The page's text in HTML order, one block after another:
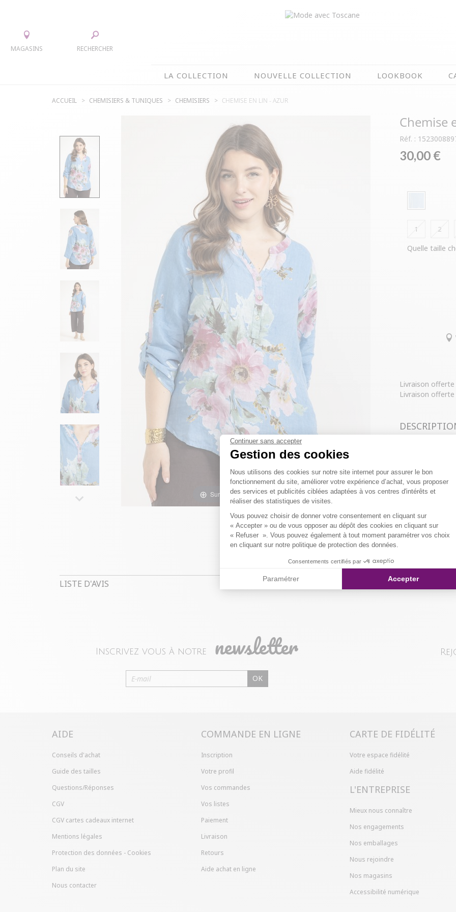
Continuer sans accepter
Gestion des cookies
Plateforme de Gestion du
Nous utilisons des cookies sur notre site internet pour assurer le bon
fonctionnement du site, améliorer votre expérience d’achat, vous proposer
des services et publicités ciblées adaptées à vos centres d'intérêts et
réaliser des statistiques de visites.
Vous pouvez choisir de donner votre consentement en cliquant sur
« Accepter » ou de vous opposer au dépôt des cookies en cliquant sur
« Refuser ». Vous pouvez également à tout moment paramétrer vos choix
en cliquant sur notre politique de protection des données.
Consentements certifiés par
Paramétrer Accepter
MAGASINS RECHERCHER
LA COLLECTION NOUVELLE COLLECTION LOOKBOOK
LA COLLECTION
CHEMISIERS & TUNIQUES
PULLS & CARDIGANS
VESTES
PANTALONS
ROBES
ACCESSOIRES
PARKAS & IMPERS
MANTEAUX
ÉTÉ EN FLEURS
NOUVELLE COLLECTION
MEILLEURES VENTES
ACCUEIL CHEMISIERS & TUNIQUES CHEMISIERS CHEMISE EN LIN - AZUR
Survoler l'image pour zoomer
Chemise
Réf. :
30,00 €
1 2
Quelle taille
Livraison offerte
Livraison
Chemisier
tunisien.
floral sur
manches.
Notre
taille 1.
Tissu principal
Composition
LIVRAISON
NOS
Livraison
Colissimo
Vous avez
magasin ou
livraison/
"Mes
Qualités et
LISTE D'AVIS
Inscrivez vous à notre newsletter
OK
AIDE
Conseils d'achat
Guide des tailles
Questions/Réponses
CGV
CGV cartes cadeaux internet
Mentions légales
Protection des données - Cookies
Plan du site
Nous contacter
COMMANDE EN LIGNE
Inscription
Votre profil
Vos commandes
Vos listes
Paiement
Livraison
Retours
Aide achat en ligne
CARTE DE FIDÉLITÉ
Votre espace fidélité
Aide fidélité
L'ENTREPRISE
Mieux nous connaître
Nos engagements
Nos emballages
Nous rejoindre
Nos magasins
Accessibilité numérique